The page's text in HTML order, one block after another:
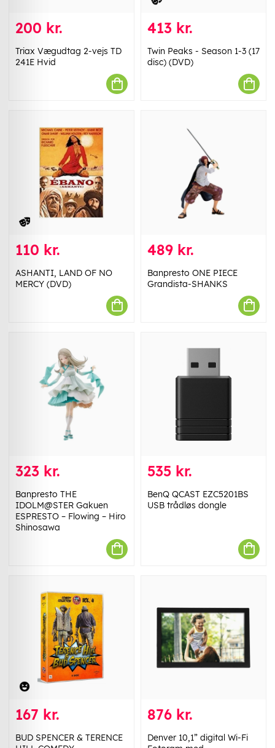
200 kr.
Triax Vægudtag 2-vejs TD
241E Hvid
413 kr.
Twin Peaks - Season 1-3 (17
disc) (DVD)
110 kr.
ASHANTI, LAND OF NO
MERCY (DVD)
489 kr.
Banpresto ONE PIECE
Grandista-SHANKS
323 kr.
Banpresto THE
IDOLM@STER Gakuen
ESPRESTO – Flowing – Hiro
Shinosawa
535 kr.
BenQ QCAST EZC5201BS
USB trådløs dongle
167 kr.
BUD SPENCER & TERENCE
876 kr.
Denver 10,1” digital Wi-Fi